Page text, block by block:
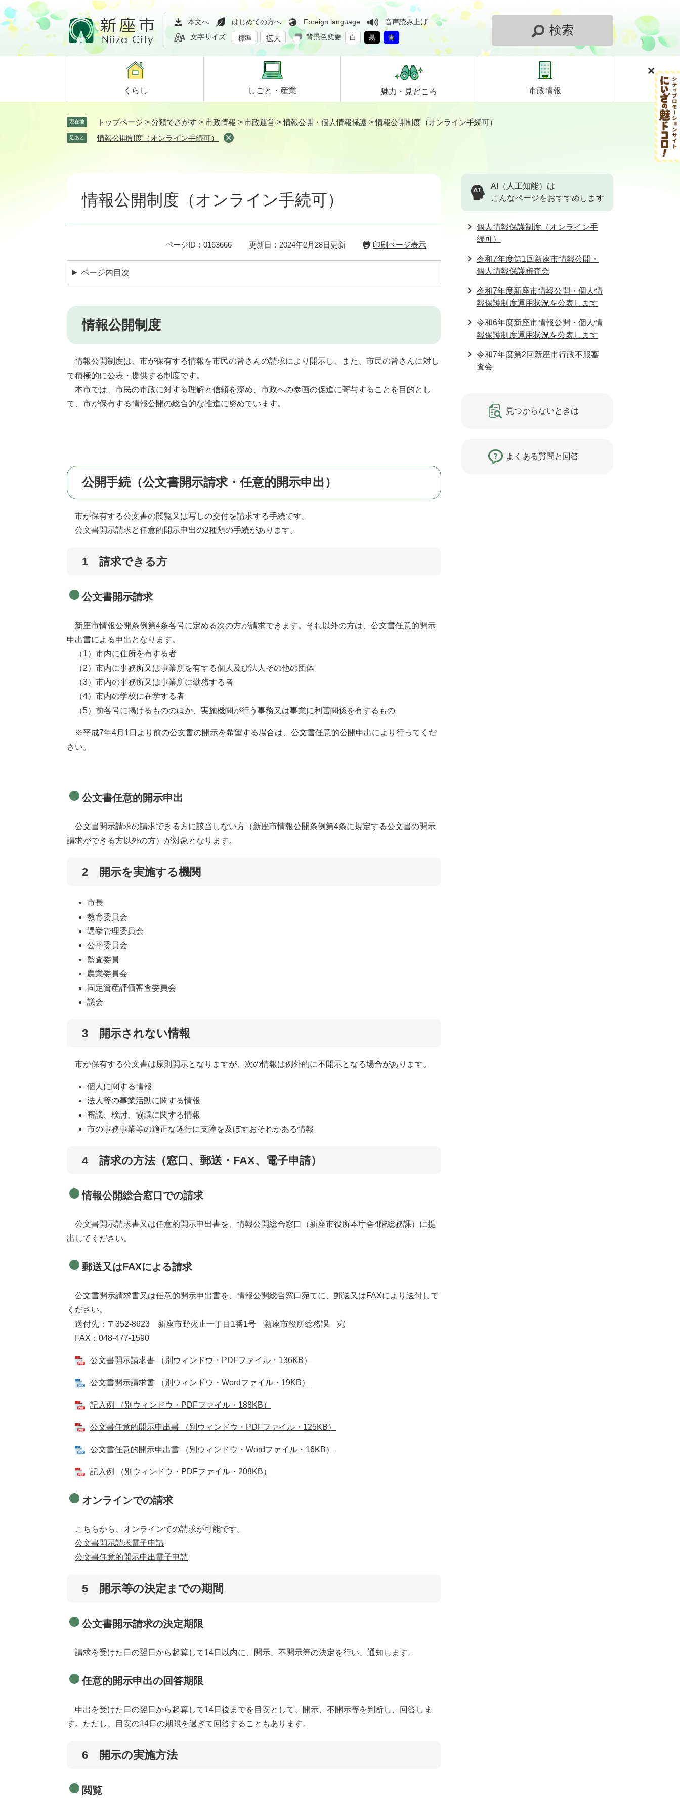
ペ
ー
ジ
メ
ニ
ュ
て
本文へ はじめての方へ Foreign language
音声読み上げ
文字サイズ
標準 拡大 背景色変更 白 黒 青
検索
くらし しごと・ 産業 魅力・ 見どころ 市政情報
現在地 トップページ > 分類でさがす > 市政情報 > 市政運営 >情報公開・個人情報保護 >情報公開制度（オンライン手続可）
足あと 情報公開制度（オンライン手続可）
情報公開制度（オンライン手続可）
ページID：0163666 更新日：2024年2月28日更新 印刷ページ表示
ページ内目次
情報公開制度
情報公開制度は、市が保有する情報を市民の皆さんの請求により開示し、また、市民の皆さんに対し
て積極的に公表・提供する制度です。
本市では、市民の市政に対する理解と信頼を深め、市政への参画の促進に寄与することを目的とし
て、市が保有する情報公開の総合的な推進に努めています。
公開手続（公文書開示請求・任意的開示申出）
市が保有する公文書の閲覧又は写しの交付を請求する手続です。
​公文書開示請求と任意的開示申出の2種類の手続があります。
1 請求できる方
公文書開示請求
新座市情報公開条例第4条各号に定める次の方が請求できます。それ以外の方は、公文書任意的開示
申出書による申出となります。
（1）市内に住所を有する者
（2）市内に事務所又は事業所を有する個人及び法人その他の団体
（3）市内の事務所又は事業所に勤務する者
（4）市内の学校に在学する者
（5）前各号に掲げるもののほか、実施機関が行う事務又は事業に利害関係を有するもの
※平成7年4月1日より前の公文書の開示を希望する場合は、公文書任意的公開申出により行ってくだ
さい。
公文書任意的開示申出
公文書開示請求の請求できる方に該当しない方（新座市情報公開条例第4条に規定する公文書の開示
請求ができる方以外の方）が対象となります。
2 開示を実施する機関
市長
教育委員会
​選挙管理委員会
公平委員会
監査委員
農業委員会
固定資産評価審査委員会
議会
3 開示されない情報
市が保有する公文書は原則開示となりますが、次の情報は例外的に不開示となる場合があります。
個人に関する情報
法人等の事業活動に関する情報
審議、検討、協議に関する情報
市の事務事業等の適正な遂行に支障を及ぼすおそれがある情報
4 請求の方法（窓口、郵送・FAX、電子申請）
情報公開総合窓口での請求
公文書開示請求書又は任意的開示申出書を、情報公開総合窓口（新座市役所本庁舎4階総務課）に提
出してください。
郵送又はFAXによる請求
公文書開示請求書又は任意的開示申出書を、情報公開総合窓口宛てに、郵送又はFAXにより送付して
ください。
送付先：〒352-8623 新座市野火止一丁目1番1号 新座市役所総務課 宛
FAX：048-477-1590
公文書開示請求書 （別ウィンドウ・PDFファイル・136KB）
公文書開示請求書 （別ウィンドウ・Wordファイル・19KB）
記入例 （別ウィンドウ・PDFファイル・188KB）
公文書任意的開示申出書 （別ウィンドウ・PDFファイル・125KB）
公文書任意的開示申出書 （別ウィンドウ・Wordファイル・16KB）
記入例 （別ウィンドウ・PDFファイル・208KB）
オンラインでの請求
こちらから、オンラインでの請求が可能です。
公文書開示請求電子申請
公文書任意的開示申出電子申請
5 開示等の決定までの期間
公文書開示請求の決定期限
請求を受けた日の翌日から起算して14日以内に、開示、不開示等の決定を行い、通知します。
任意的開示申出の回答期限
申出を受けた日の翌日から起算して14日後までを目安として、開示、不開示等を判断し、回答しま
す。ただし、目安の14日の期限を過ぎて回答することもあります。
6 開示の実施方法
閲覧
AI（人工知能）は
こんなページをおすすめします
個人情報保護制度（オンライン手
続可）
令和7年度第1回新座市情報公開・
個人情報保護審査会
令和7年度新座市情報公開・個人情
報保護制度運用状況を公表します
令和6年度新座市情報公開・個人情
報保護制度運用状況を公表します
令和7年度第2回新座市行政不服審
査会
見つからないときは
よくある質問と回答